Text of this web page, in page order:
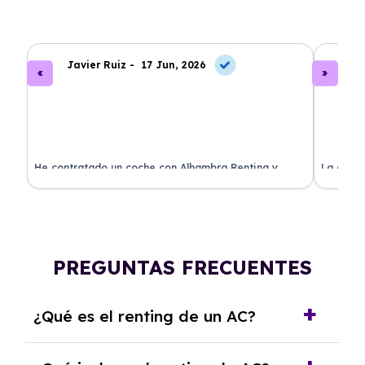
Javier Ruiz - 17 Jun, 2026
He contratado un coche con Alhambra Renting y
estoy impresionado. Todo ha sido transparente y sin
La
PREGUNTAS FRECUENTES
¿Qué es el renting de un AC?